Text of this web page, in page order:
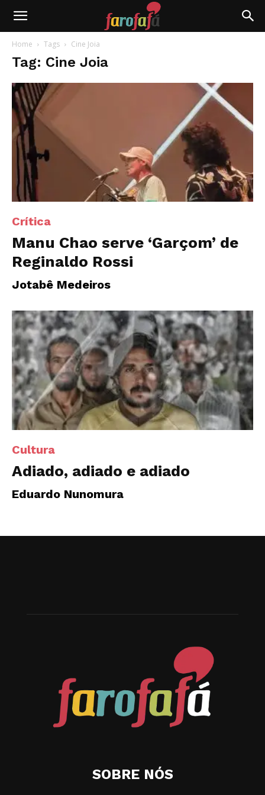
Farofafá
Home Tags Cine Joia
Tag: Cine Joia
Crítica
Manu Chao serve ‘Garçom’ de
Reginaldo Rossi
Jotabê Medeiros
Cultura
Adiado, adiado e adiado
Eduardo Nunomura
SOBRE NÓS